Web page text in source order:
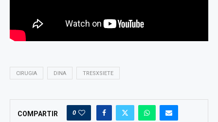
CIRUGIA DINA TRESXSIETE
COMPARTIR 0